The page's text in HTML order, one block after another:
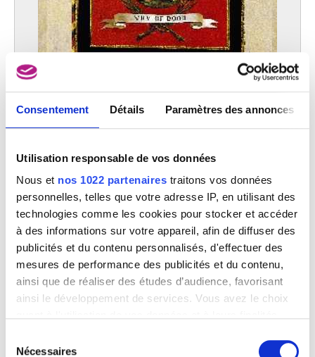
Consentement Détails Paramètres des annonces
Utilisation responsable de vos données
Nous et nos 1022 partenaires traitons vos données
personnelles, telles que votre adresse IP, en utilisant des
technologies comme les cookies pour stocker et accéder
à des informations sur votre appareil, afin de diffuser des
publicités et du contenu personnalisés, d'effectuer des
mesures de performance des publicités et du contenu,
ainsi que de réaliser des études d’audience, favorisant
ainsi le développement de services. Vous avez le choix
tout moment en consultant la Déclaration relative aux
Nécessaires
Volontaires d' Alost, drapeau des Chasseurs d'infanterie
Jules Van Imschoot